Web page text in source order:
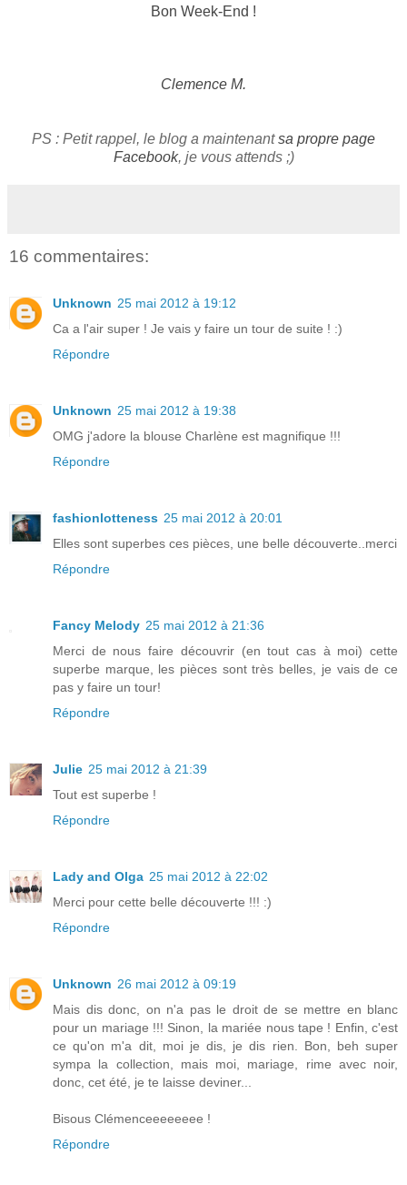
Bon Week-End !
Clemence M.
PS : Petit rappel, le blog a maintenantsa propre page
Facebook, je vous attends ;)
16 commentaires:
Unknown 25 mai 2012 à 19:12
Ca a l'air super ! Je vais y faire un tour de suite ! :)
Répondre
Unknown 25 mai 2012 à 19:38
OMG j'adore la blouse Charlène est magnifique !!!
Répondre
fashionlotteness 25 mai 2012 à 20:01
Elles sont superbes ces pièces, une belle découverte..merci
Répondre
Fancy Melody 25 mai 2012 à 21:36
Merci de nous faire découvrir (en tout cas à moi) cette
superbe marque, les pièces sont très belles, je vais de ce
pas y faire un tour!
Répondre
Julie 25 mai 2012 à 21:39
Tout est superbe !
Répondre
Lady and Olga 25 mai 2012 à 22:02
Merci pour cette belle découverte !!! :)
Répondre
Unknown 26 mai 2012 à 09:19
Mais dis donc, on n'a pas le droit de se mettre en blanc
pour un mariage !!! Sinon, la mariée nous tape ! Enfin, c'est
ce qu'on m'a dit, moi je dis, je dis rien. Bon, beh super
sympa la collection, mais moi, mariage, rime avec noir,
donc, cet été, je te laisse deviner...
Bisous Clémenceeeeeeee !
Répondre